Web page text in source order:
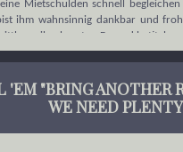
Mietschulden schnell begleichen
ihm wahnsinnig dankbar und
als guten Freund betiteln
wo es nicht gut um die Bar
von Diego aber überhört
die helfen will. Deshalb
auch mal unbezahlt länger
des Abends auch mal freiwillig
'EM "BRING ANOTHER
WE NEED